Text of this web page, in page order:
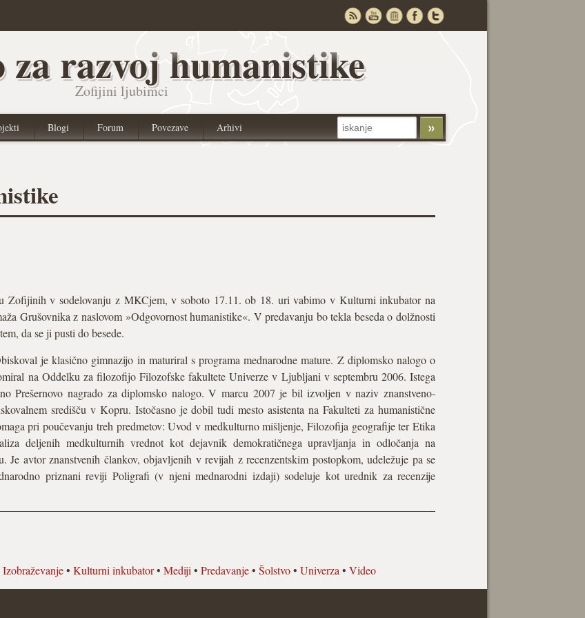
za razvoj humanistike
Zofijini ljubimci
Blogi Forum Povezave Arhivi
Zofijinih v sodelovanju z MKCjem, v soboto 17.11. ob 18. uri vabimo v Kulturni inkubator na
Grušovnika z naslovom »Odgovornost humanistike«. V predavanju bo tekla beseda o dolžnosti
da se ji pusti do besede.
je klasično gimnazijo in maturiral s programa mednarodne mature. Z diplomsko nalogo o
na Oddelku za filozofijo Filozofske fakultete Univerze v Ljubljani v septembru 2006. Istega
Prešernovo nagrado za diplomsko nalogo. V marcu 2007 je bil izvoljen v naziv znanstveno-
središču v Kopru. Istočasno je dobil tudi mesto asistenta na Fakulteti za humanistične
pri poučevanju treh predmetov: Uvod v medkulturno mišljenje, Filozofija geografije ter Etika
deljenih medkulturnih vrednot kot dejavnik demokratičnega upravljanja in odločanja na
Je avtor znanstvenih člankov, objavljenih v revijah z recenzentskim postopkom, udeležuje pa se
priznani reviji Poligrafi (v njeni mednarodni izdaji) sodeluje kot urednik za recenzije
Izobraževanje• Kulturni inkubator• Mediji • Predavanje• Šolstvo• Univerza • Video